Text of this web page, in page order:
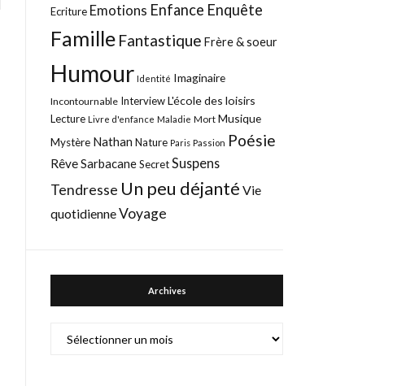
Ecriture Emotions Enfance Enquête
Famille Fantastique Frère & soeur
Humour Identité Imaginaire
Incontournable Interview L'école des loisirs
Lecture Livre d'enfance Maladie Mort Musique
Mystère Nathan Nature Paris Passion Poésie
RêveSarbacane Secret Suspens
Tendresse Un peu déjanté Vie
quotidienneVoyage
Archives